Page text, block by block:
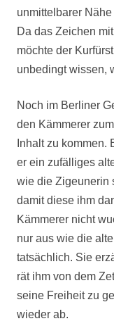
unmittelbarer
Da das Zeichen
möchte der
unbedingt wissen,
Noch im Berliner
den Kämmerer
Inhalt zu kommen.
er ein zufälliges
wie die Zigeunerin
damit diese ihm
Kämmerer nicht
nur aus wie die
tatsächlich. Sie
rät ihm von dem
seine Freiheit zu
wieder ab.